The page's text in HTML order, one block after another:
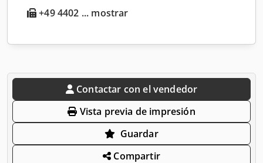
+49 4402 ... mostrar
Contactar con el vendedor
Vista previa de impresión
Guardar
Compartir